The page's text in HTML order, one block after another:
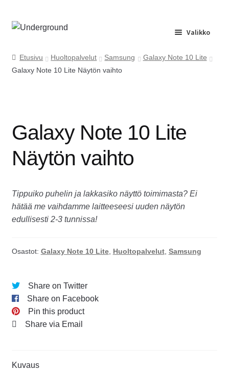
Siirry
Siirry
Valikko
Etusivu
Ota yhteyttä
Usein kysyttyä
Etusivu Huoltopalvelut Samsung
Galaxy Note 10 Lite
Galaxy Note 10 Lite Näytön vaihto
Galaxy Note 10 Lite
Näytön vaihto
Tippuiko puhelin ja lakkasiko näyttö toimimasta? Ei
hätää me vaihdamme laitteeseesi uuden näytön
edullisesti 2-3 tunnissa!
Osastot: Galaxy Note 10 Lite, Huoltopalvelut, Samsung
Share on Twitter
Share on Facebook
Pin this product
Share via Email
Kuvaus